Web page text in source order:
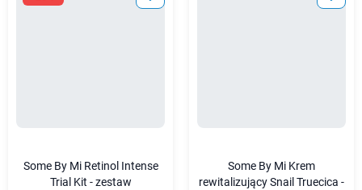
Some By Mi Retinol Intense
Trial Kit - zestaw
Some By Mi Krem
rewitalizujący Snail Truecica -